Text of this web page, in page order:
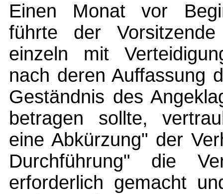
Einen Monat vor
führte der
einzeln mit
nach deren Auffassung
Geständnis des
betragen sollte,
eine Abkürzung" der
Durchführung" die
erforderlich gemacht